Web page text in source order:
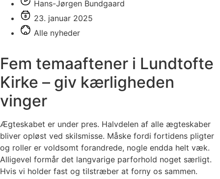
Hans-Jørgen Bundgaard
23. januar 2025
Alle nyheder
Fem temaaftener i Lundtofte
Kirke – giv kærligheden
vinger
Ægteskabet er under pres. Halvdelen af alle ægteskaber
bliver opløst ved skilsmisse. Måske fordi fortidens pligter
og roller er voldsomt forandrede, nogle endda helt væk.
Alligevel formår det langvarige parforhold noget særligt.
Hvis vi holder fast og tilstræber at forny os sammen.